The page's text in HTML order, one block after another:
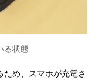
る状態
ため、スマホが充電さ